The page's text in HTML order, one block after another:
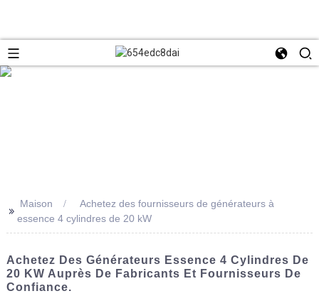
>> Maison
Achetez des fournisseurs de générateurs à
essence 4 cylindres de 20 kW
Achetez Des Générateurs Essence 4 Cylindres De
20 KW Auprès De Fabricants Et Fournisseurs De
Confiance.